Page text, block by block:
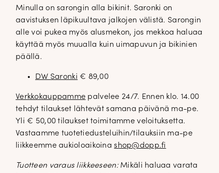
Minulla on sarongin alla bikinit. Saronki on
aavistuksen läpikuultava jalkojen välistä. Sarongin
alle voi pukea myös alusmekon, jos mekkoa haluaa
käyttää myös muualla kuin uimapuvun ja bikinien
päällä.
DW Saronki € 89,00
Verkkokauppamme palvelee 24/7. Ennen klo. 14.00
tehdyt tilaukset lähtevät samana päivänä ma-pe.
Yli € 50,00 tilaukset toimitamme veloituksetta.
Vastaamme tuotetiedusteluihin/tilauksiin ma-pe
liikkeemme aukioloaikoinashop@dopp.fi
Tuotteen varaus liikkeeseen:Mikäli haluaa varata